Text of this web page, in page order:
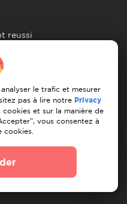
des images de stock
des opportunites de
reussi
le trafic et mesurer
pas à lire notre Privacy
et sur la manière de
vous consentez à
cookies.